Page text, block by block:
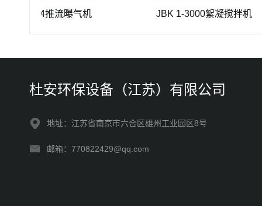
4推流曝气机 JBK 1-3000絮凝搅拌机
杜安环保设备（江苏）有限公司
地址：江苏省南京市六合区雄州工业园区8号
邮箱：770822429@qq.com